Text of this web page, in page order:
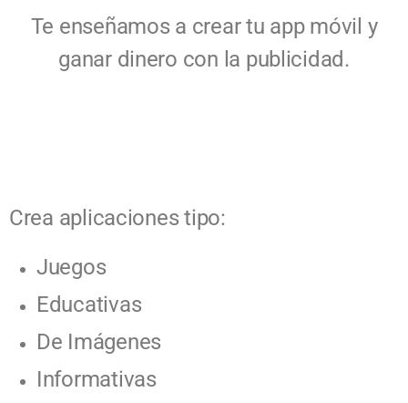
Te enseñamos a crear tu app móvil y
ganar dinero con la publicidad.
Crea aplicaciones tipo:
Juegos
Educativas
De Imágenes
Informativas